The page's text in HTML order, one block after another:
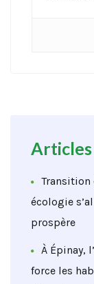
Transition
écologie
prospère
À Épinay,
force les